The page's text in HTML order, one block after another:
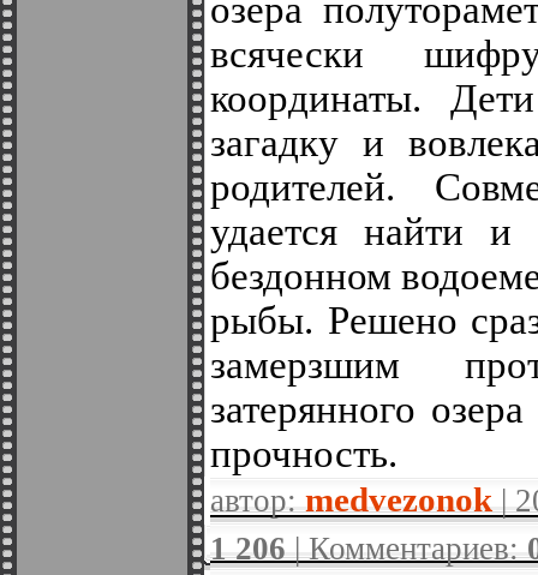
озера
всячески
координаты.
загадку и
родителей.
удается найти
бездонном
рыбы. Решено
замерзшим
затерянного
прочность.
автор: medvezonok |
1 206| Комментариев: